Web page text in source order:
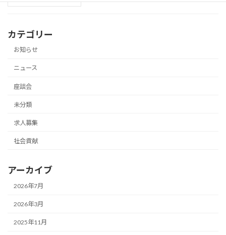
カテゴリー
お知らせ
ニュース
座談会
未分類
求人募集
社会貢献
アーカイブ
2026年7月
2026年3月
2025年11月